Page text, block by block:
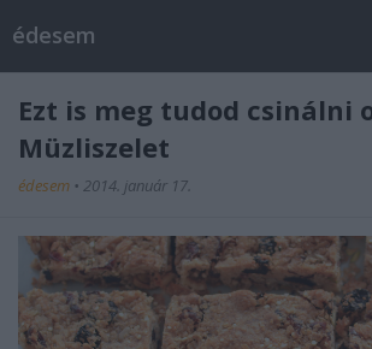
édesem
Ezt is meg tudod csinálni
Müzliszelet
édesem • 2014. január 17.